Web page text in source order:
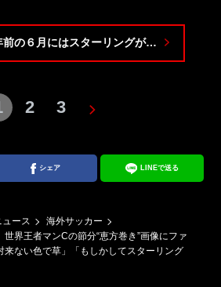
前の６月にはスターリングが…
2 3
シェア LINEで送る
ュース
海外サッカー
世界王者マンCの節分“恵方巻き”画像にファ
来ない色で草」「もしかしてスターリング